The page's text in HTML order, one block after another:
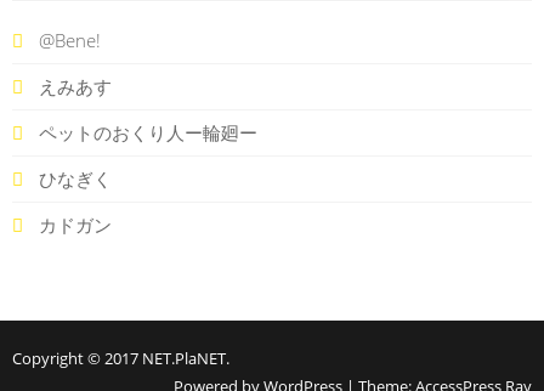
@Bene!
えみあす
ペットのおくり人ー輪廻ー
ひなぎく
カドガン
Copyright © 2017 NET.PlaNET.
Powered by WordPress | Theme:AccessPress Ray